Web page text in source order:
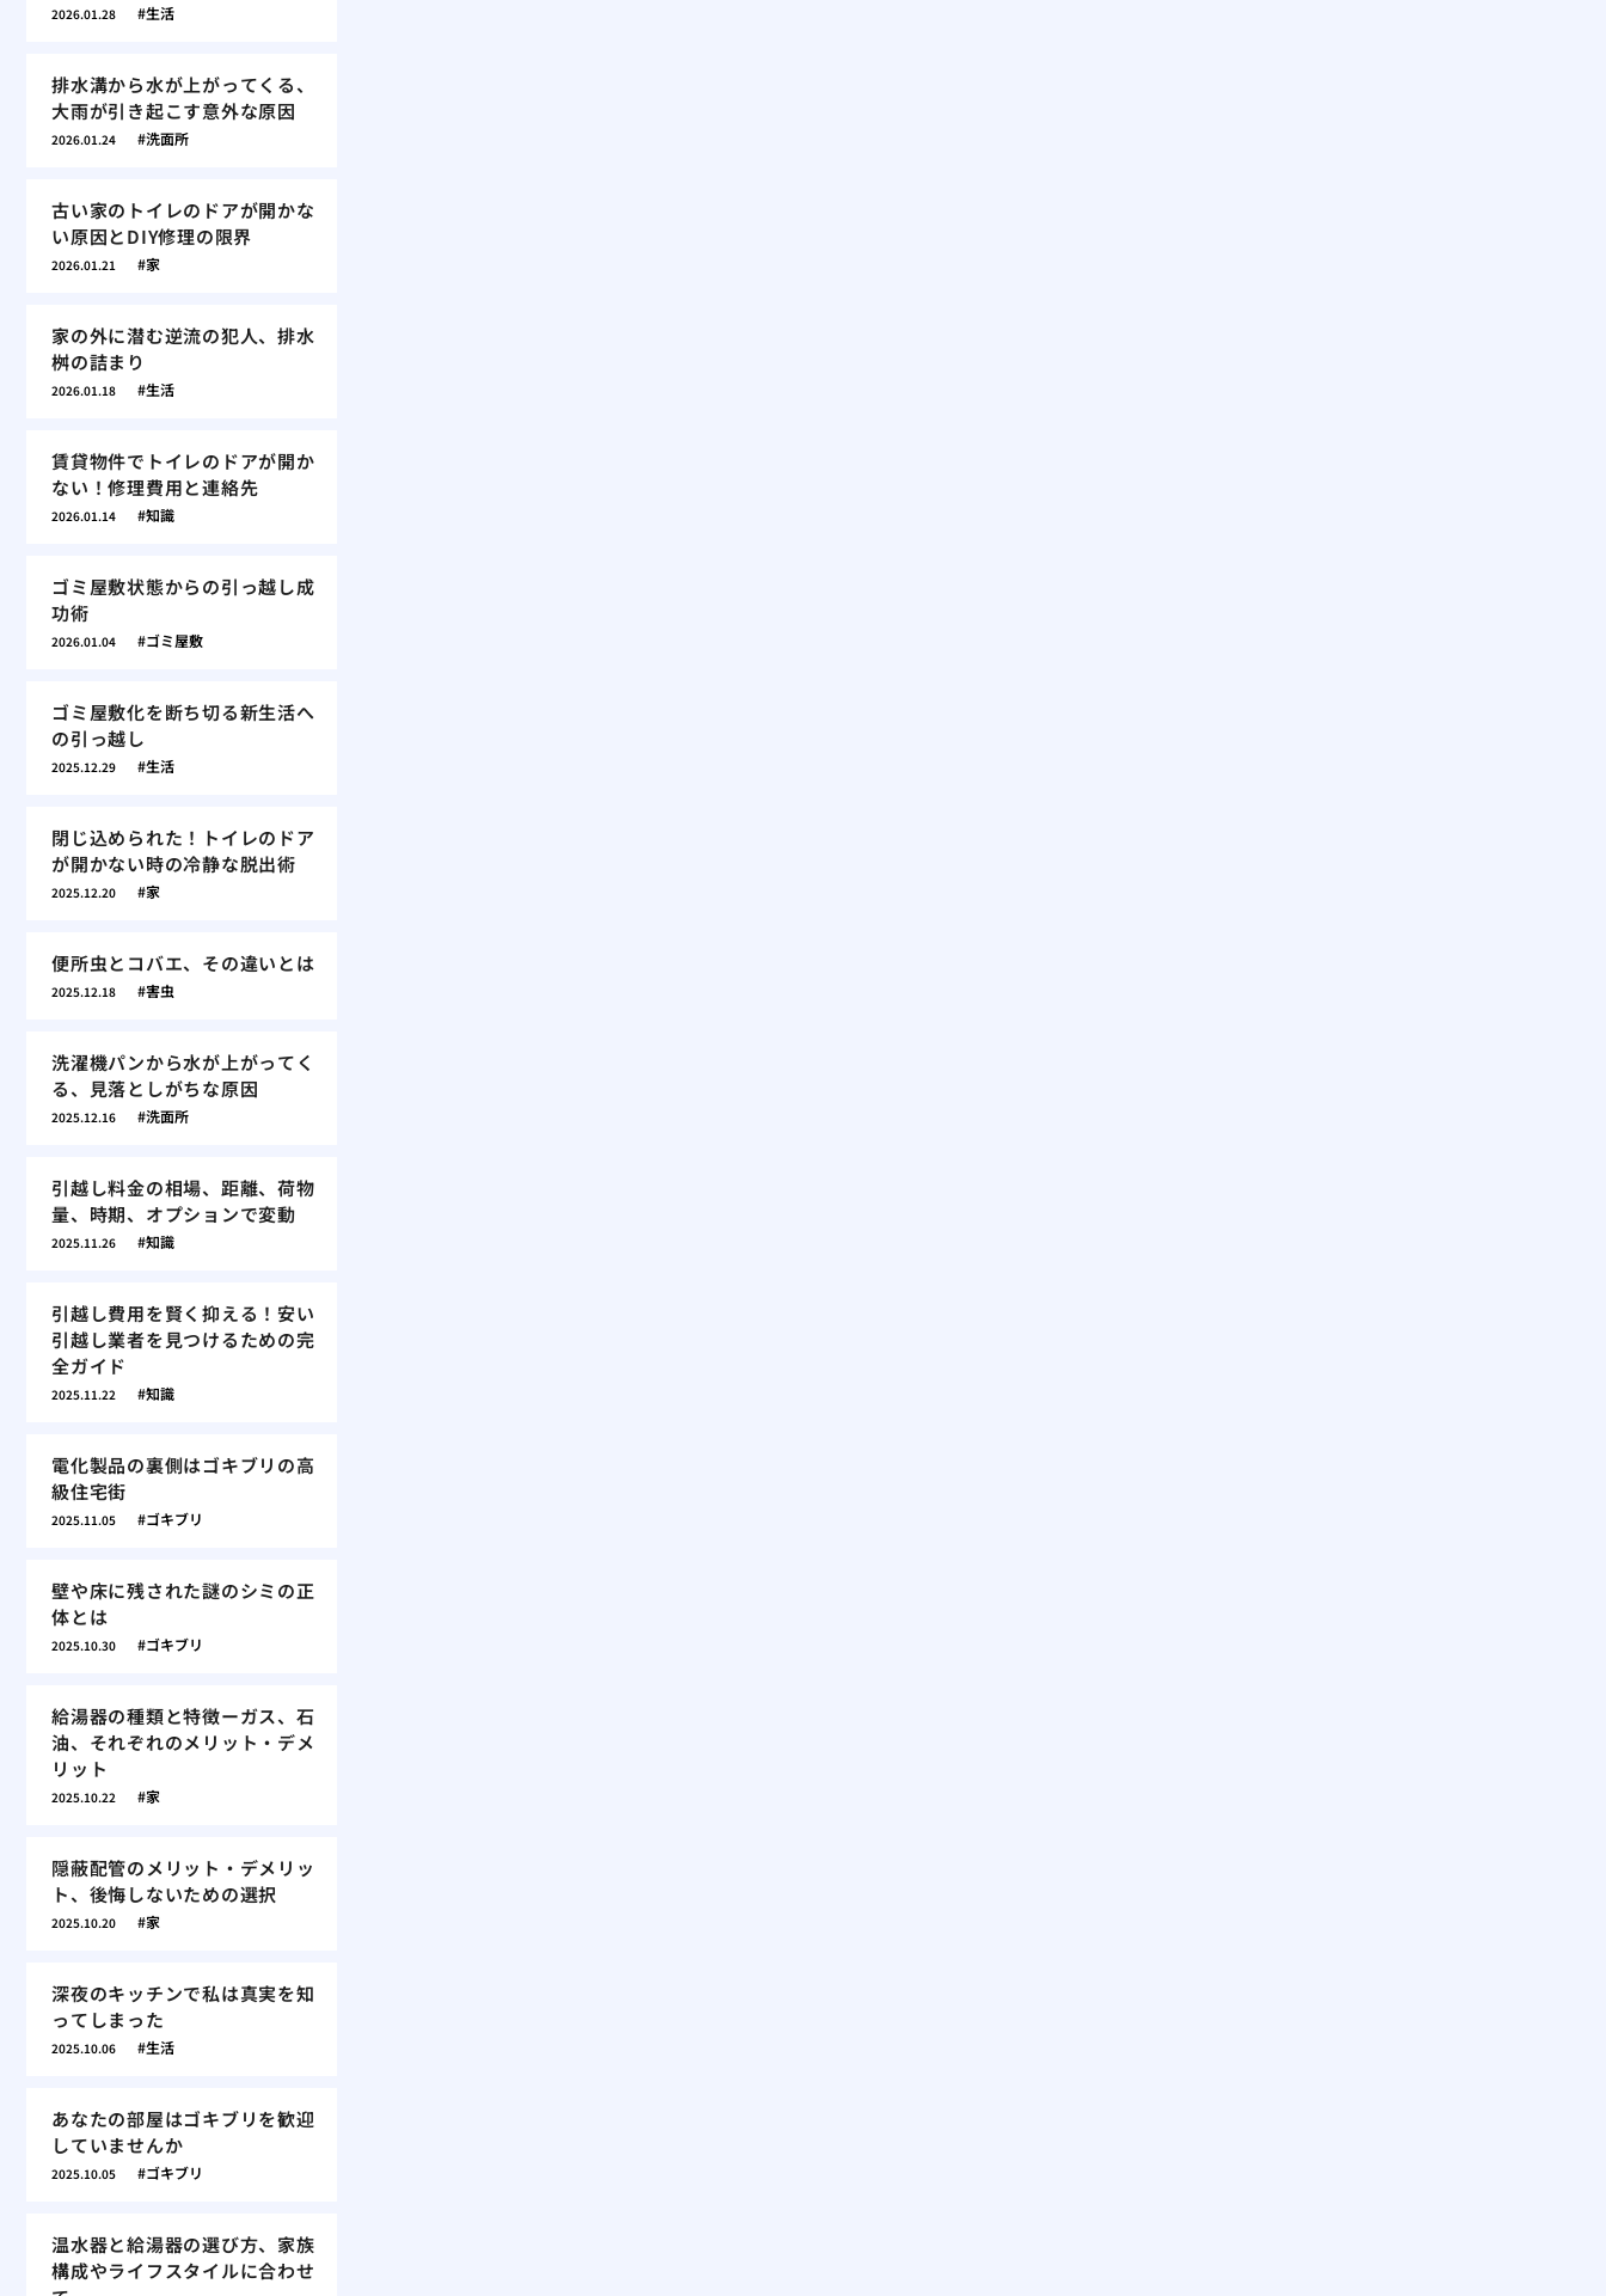
2026.01.28 生活
排水溝から水が上がってくる、
大雨が引き起こす意外な原因
2026.01.24 洗面所
古い家のトイレのドアが開かな
い原因とDIY修理の限界
2026.01.21 家
家の外に潜む逆流の犯人、排水
桝の詰まり
2026.01.18 生活
賃貸物件でトイレのドアが開か
ない！修理費用と連絡先
2026.01.14 知識
ゴミ屋敷状態からの引っ越し成
功術
2026.01.04 ゴミ屋敷
ゴミ屋敷化を断ち切る新生活へ
の引っ越し
2025.12.29 生活
閉じ込められた！トイレのドア
が開かない時の冷静な脱出術
2025.12.20 家
便所虫とコバエ、その違いとは
2025.12.18 害虫
洗濯機パンから水が上がってく
る、見落としがちな原因
2025.12.16 洗面所
引越し料金の相場、距離、荷物
量、時期、オプションで変動
2025.11.26 知識
引越し費用を賢く抑える！安い
引越し業者を見つけるための完
全ガイド
2025.11.22 知識
電化製品の裏側はゴキブリの高
級住宅街
2025.11.05 ゴキブリ
壁や床に残された謎のシミの正
体とは
2025.10.30 ゴキブリ
給湯器の種類と特徴ーガス、石
油、それぞれのメリット・デメ
リット
2025.10.22 家
隠蔽配管のメリット・デメリッ
ト、後悔しないための選択
2025.10.20 家
深夜のキッチンで私は真実を知
ってしまった
2025.10.06 生活
あなたの部屋はゴキブリを歓迎
していませんか
2025.10.05 ゴキブリ
温水器と給湯器の選び方、家族
構成やライフスタイルに合わせ